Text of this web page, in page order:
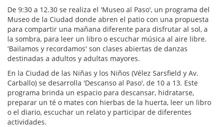
De 9:30 a 12.30 se realiza el 'Museo al Paso', un programa del
Museo de la Ciudad donde abren el patio con una propuesta
para compartir una mañana diferente para disfrutar al sol, a
la sombra, para leer un libro o escuchar música al aire libre.
'Bailamos y recordamos' son clases abiertas de danzas
destinadas a adultos y adultas mayores.
En la Ciudad de las Niñas y los Niños (Vélez Sarsfield y Av.
Carballo) se desarrolla 'Descanso al Paso', de 10 a 13. Este
programa brinda un espacio para descansar, hidratarse,
preparar un té o mates con hierbas de la huerta, leer un libro
o el diario, escuchar un relato y participar de diferentes
actividades.